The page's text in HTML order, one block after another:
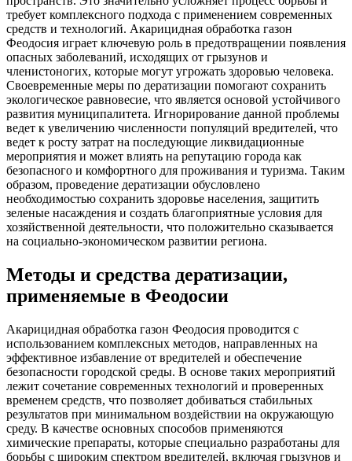
требует комплексного подхода с применением современных
средств и технологий. Акарицидная обработка газон
Феодосия играет ключевую роль в предотвращении появления
опасных заболеваний, исходящих от грызунов и
членистоногих, которые могут угрожать здоровью человека.
Своевременные меры по дератизации помогают сохранить
экологическое равновесие, что является основой устойчивого
развития муниципалитета. Игнорирование данной проблемы
ведет к увеличению численности популяций вредителей, что
ведет к росту затрат на последующие ликвидационные
мероприятия и может влиять на репутацию города как
безопасного и комфортного для проживания и туризма. Таким
образом, проведение дератизации обусловлено
необходимостью сохранить здоровье населения, защитить
зеленые насаждения и создать благоприятные условия для
хозяйственной деятельности, что положительно сказывается
на социально-экономическом развитии региона.
Методы и средства дератизации,
применяемые в Феодосии
Акарицидная обработка газон Феодосия проводится с
использованием комплексных методов, направленных на
эффективное избавление от вредителей и обеспечение
безопасности городской среды. В основе таких мероприятий
лежит сочетание современных технологий и проверенных
временем средств, что позволяет добиваться стабильных
результатов при минимальном воздействии на окружающую
среду. В качестве основных способов применяются
химические препараты, которые специально разработаны для
борьбы с широким спектром вредителей, включая грызунов и